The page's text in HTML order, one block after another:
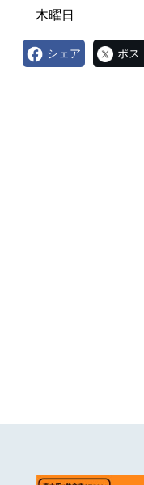
木曜日
シェア ポス